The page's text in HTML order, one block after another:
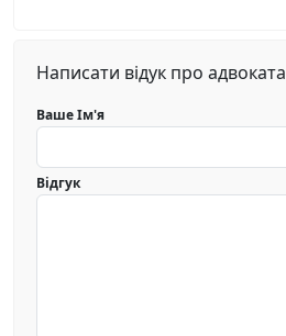
Написати відук про адвоката
Ваше Ім'я
Відгук